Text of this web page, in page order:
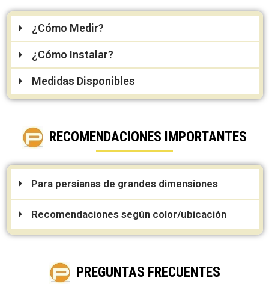
¿Cómo Medir?
¿Cómo Instalar?
Medidas Disponibles
RECOMENDACIONES IMPORTANTES
Para persianas de grandes dimensiones
Recomendaciones según color/ubicación
PREGUNTAS FRECUENTES